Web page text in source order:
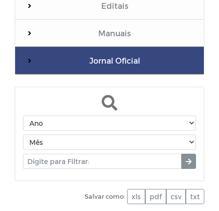
Editais
Manuais
Jornal Oficial
WebMail
Dívida Ativa do Município
Documentos diversos
Dados da Vacinação contra COVID-19
Salvar como: xls pdf csv txt